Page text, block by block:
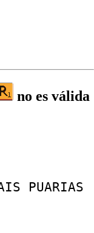
no es válida
PUARIAS